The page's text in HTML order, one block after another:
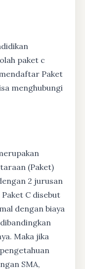
paket c
Paket
menghubungi
(Paket)
2 jurusan
C disebut
dengan biaya
Maka jika
SMA,